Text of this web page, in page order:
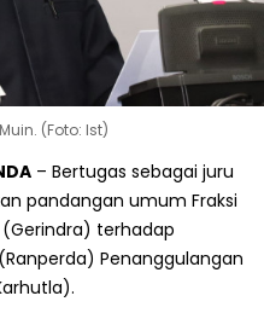
(Foto: Ist)
– Bertugas sebagai juru
pandangan umum Fraksi
(Gerindra) terhadap
Penanggulangan